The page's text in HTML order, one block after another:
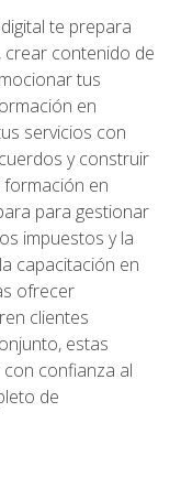
te prepara
crear contenido de
tus
en
servicios con
y construir
en
para gestionar
impuestos y la
capacitación en
ofrecer
clientes
estas
confianza al
de